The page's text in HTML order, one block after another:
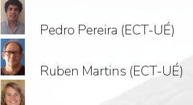
Pedro Pereira (ECT-UÉ)
Ruben Martins (ECT-UÉ)